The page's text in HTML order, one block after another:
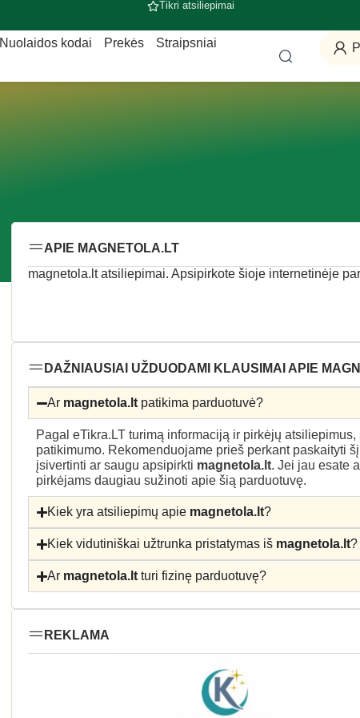
Tikri atsiliepimai
Nuolaidos kodai Prekės Straipsniai
APIE MAGNETOLA.LT
magnetola.lt atsiliepimai. Apsipirkote šioje internetinėje
DAŽNIAUSIAI UŽDUODAMI KLAUSIMAI APIE
Ar magnetola.lt patikima parduotuvė?
Pagal eTikra.LT turimą informaciją ir pirkėjų
patikimumo. Rekomenduojame prieš perkant paskaityti
įsivertinti ar saugu apsipirkti magnetola.lt. Jei jau esate
pirkėjams daugiau sužinoti apie šią parduotuvę.
Kiek yra atsiliepimų apie magnetola.lt?
Kiek vidutiniškai užtrunka pristatymas iš magnetola.lt?
Ar magnetola.lt turi fizinę parduotuvę?
REKLAMA